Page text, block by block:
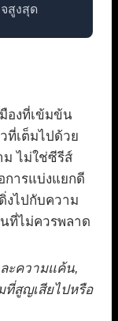
สูงสุด
องที่เข้มข้น
ที่เต็มไปด้วย
ม ไม่ใช่ซีรีส์
การแบ่งแยกดี
งไปกับความ
ที่ไม่ควรพลาด
ะความแค้น,
สูญเสียไปหรือ